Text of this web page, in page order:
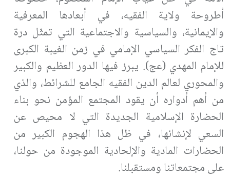
أطروحة ولاية الفقيه، في أبعادها المعرفية
والإيمانية، والسياسية والاجتماعية التي تمثّل درة
تاج الفكر السياسي الإمامي في زمن الغيبة الكبرى
للإمام المهدي (عج). يبرز فيها الدور العظيم والكبير
والمحوري لعالم الدين الفقيه الجامع للشرائط، والذي
من أهم أدواره أن يقود المجتمع المؤمن نحو بناء
الحضارة الإسلامية الجديدة التي لا محيص عن
السعي لإنشائها، في ظل هذا الهجوم الكبير من
الحضارات المادية والإلحادية الموجودة من حولنا،
على مجتمعاتنا ومستقبلنا.